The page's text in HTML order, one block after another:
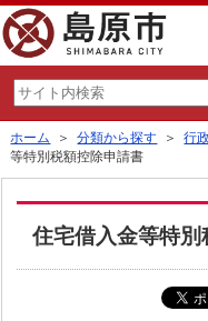
ホーム ＞分類から探す ＞行
等特別税額控除申請書
住宅借入金等特